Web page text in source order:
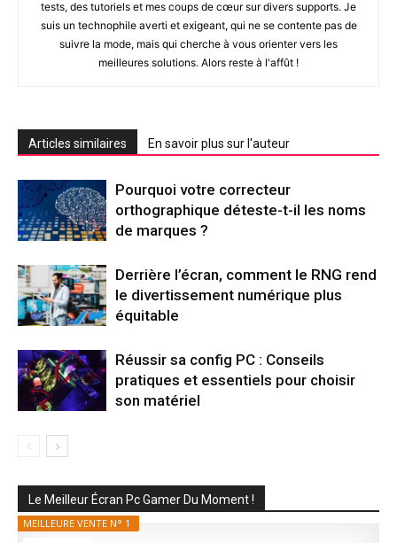
tests, des tutoriels et mes coups de cœur sur divers supports. Je
suis un technophile averti et exigeant, qui ne se contente pas de
suivre la mode, mais qui cherche à vous orienter vers les
meilleures solutions. Alors reste à l'affût !
Articles similaires En savoir plus sur l'auteur
Pourquoi votre correcteur
orthographique déteste-t-il les noms
de marques ?
Derrière l’écran, comment le RNG rend
le divertissement numérique plus
équitable
Réussir sa config PC : Conseils
pratiques et essentiels pour choisir
son matériel
Le Meilleur Écran Pc Gamer Du Moment !
MEILLEURE VENTE N° 1